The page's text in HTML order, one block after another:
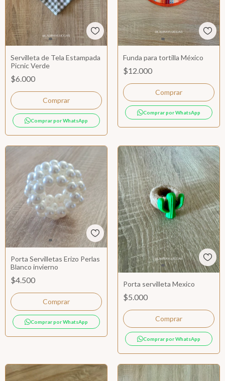
Servilleta de Tela Estampada
Picnic Verde
$6.000
Comprar por WhatsApp
Funda para tortilla México
$12.000
Comprar por WhatsApp
Porta Servilletas Erizo Perlas
Blanco invierno
$4.500
Comprar por WhatsApp
Porta servilleta Mexico
$5.000
Comprar por WhatsApp